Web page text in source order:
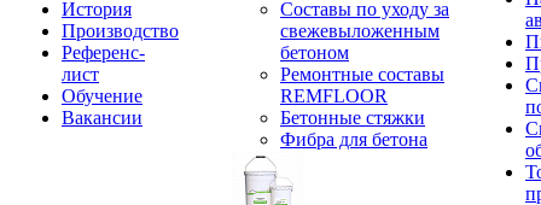
История
Производство
Референс-
лист
Обучение
Вакансии
Составы по уходу за
свежевыложенным
бетоном
Ремонтные составы
REMFLOOR
Бетонные стяжки
Фибра для бетона